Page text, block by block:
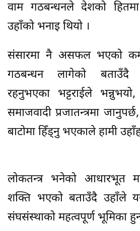
वाम गठबन्धनले देशको
उहाँको भनाइ थियो ।
संसारमा नै असफल भएको
गठबन्धन लागेको बताउँदै
रहनुभएका भट्टराईले
समाजवादी प्रजातन्त्रमा
बाटोमा हिँड्नु भएकाले हामी
लोकतन्त्र भनेको आधारभूत
शक्ति भएको बताउँदै उहाँले
संघसंस्थाको महत्वपूर्ण भूमिका